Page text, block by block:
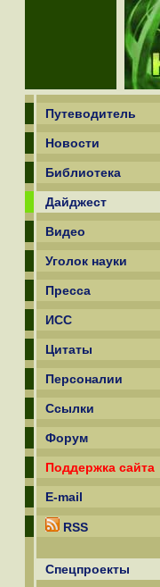
Путеводитель
Новости
Библиотека
Дайджест
Видео
Уголок науки
Пресса
ИСС
Цитаты
Персоналии
Ссылки
Форум
Поддержка сайта
E-mail
RSS
Спецпроекты